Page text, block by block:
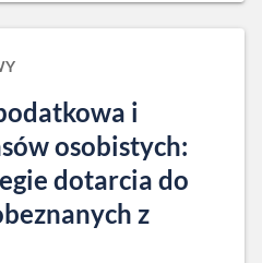
i
osobistych:
dotarcia do
z